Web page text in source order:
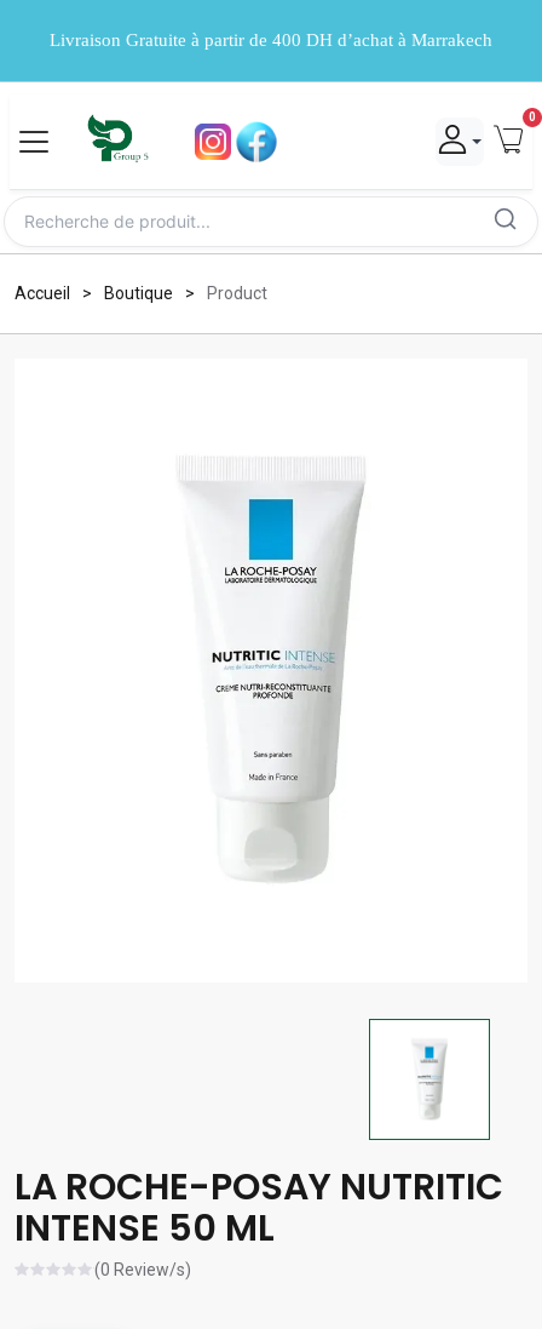
Livraison Gratuite à partir de 400 DH d’achat à Marrakech
0
Accueil Boutique Product
LA ROCHE-POSAY NUTRITIC
INTENSE 50 ML
(0 Review/s)